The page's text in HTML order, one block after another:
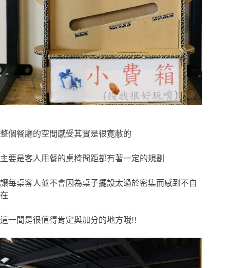
整個餐廳的空間感受其實是很寛敝的
主要是客人用餐的桌椅間距都有著一定的規劃
讓每桌客人並不會因為桌子擺設太過於密集而感到不自
在
這一間是很值得肯定與加分的地方哦!!